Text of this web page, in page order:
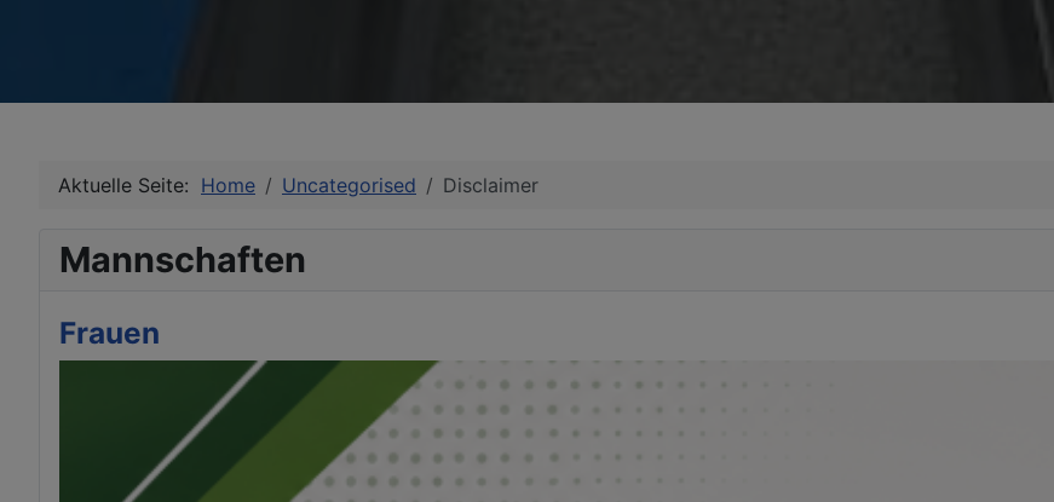
Aktuelle Seite: Home Uncategorised Disclaimer
Mannschaften
Frauen